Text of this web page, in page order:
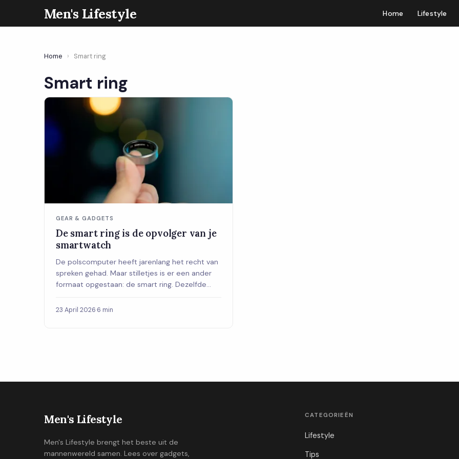
Men's Lifestyle Home Lifestyle
Home › Smart ring
Smart ring
GEAR & GADGETS
De smart ring is de opvolger van je
smartwatch
De polscomputer heeft jarenlang het recht van
spreken gehad. Maar stilletjes is er een ander
formaat opgestaan: de smart ring. Dezelfde
een ring van drie gram die niemand ziet. Welke
23 April 2026·6 min
Men's Lifestyle
Men's Lifestyle brengt het beste uit de
mannenwereld samen. Lees over gadgets,
CATEGORIEËN
Lifestyle
Tips